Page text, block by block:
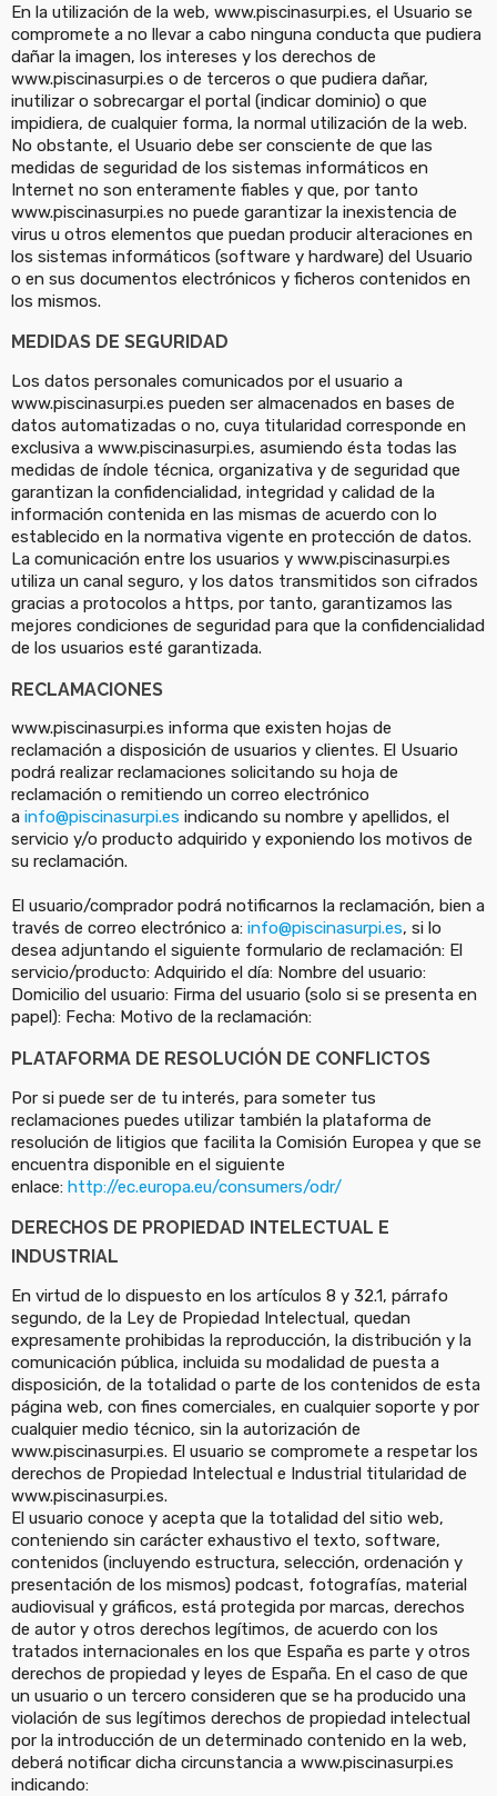
En la utilización de la web, www.piscinasurpi.es, el Usuario se
compromete a no llevar a cabo ninguna conducta que pudiera
dañar la imagen, los intereses y los derechos de
www.piscinasurpi.es o de terceros o que pudiera dañar,
inutilizar o sobrecargar el portal (indicar dominio) o que
impidiera, de cualquier forma, la normal utilización de la web.
No obstante, el Usuario debe ser consciente de que las
medidas de seguridad de los sistemas informáticos en
Internet no son enteramente fiables y que, por tanto
www.piscinasurpi.es no puede garantizar la inexistencia de
virus u otros elementos que puedan producir alteraciones en
los sistemas informáticos (software y hardware) del Usuario
o en sus documentos electrónicos y ficheros contenidos en
los mismos.
MEDIDAS DE SEGURIDAD
Los datos personales comunicados por el usuario a
www.piscinasurpi.es pueden ser almacenados en bases de
datos automatizadas o no, cuya titularidad corresponde en
exclusiva a www.piscinasurpi.es, asumiendo ésta todas las
medidas de índole técnica, organizativa y de seguridad que
garantizan la confidencialidad, integridad y calidad de la
información contenida en las mismas de acuerdo con lo
establecido en la normativa vigente en protección de datos.
La comunicación entre los usuarios y www.piscinasurpi.es
utiliza un canal seguro, y los datos transmitidos son cifrados
gracias a protocolos a https, por tanto, garantizamos las
mejores condiciones de seguridad para que la confidencialidad
de los usuarios esté garantizada.
RECLAMACIONES
www.piscinasurpi.es informa que existen hojas de
reclamación a disposición de usuarios y clientes. El Usuario
podrá realizar reclamaciones solicitando su hoja de
reclamación o remitiendo un correo electrónico
a info@piscinasurpi.es indicando su nombre y apellidos, el
servicio y/o producto adquirido y exponiendo los motivos de
su reclamación.
El usuario/comprador podrá notificarnos la reclamación, bien a
través de correo electrónico a: info@piscinasurpi.es, si lo
desea adjuntando el siguiente formulario de reclamación: El
servicio/producto: Adquirido el día: Nombre del usuario:
Domicilio del usuario: Firma del usuario (solo si se presenta en
papel): Fecha: Motivo de la reclamación:
PLATAFORMA DE RESOLUCIÓN DE CONFLICTOS
Por si puede ser de tu interés, para someter tus
reclamaciones puedes utilizar también la plataforma de
resolución de litigios que facilita la Comisión Europea y que se
encuentra disponible en el siguiente
enlace: http://ec.europa.eu/consumers/odr/
DERECHOS DE PROPIEDAD INTELECTUAL E
INDUSTRIAL
En virtud de lo dispuesto en los artículos 8 y 32.1, párrafo
segundo, de la Ley de Propiedad Intelectual, quedan
expresamente prohibidas la reproducción, la distribución y la
comunicación pública, incluida su modalidad de puesta a
disposición, de la totalidad o parte de los contenidos de esta
página web, con fines comerciales, en cualquier soporte y por
cualquier medio técnico, sin la autorización de
www.piscinasurpi.es. El usuario se compromete a respetar los
derechos de Propiedad Intelectual e Industrial titularidad de
www.piscinasurpi.es.
El usuario conoce y acepta que la totalidad del sitio web,
conteniendo sin carácter exhaustivo el texto, software,
contenidos (incluyendo estructura, selección, ordenación y
presentación de los mismos) podcast, fotografías, material
audiovisual y gráficos, está protegida por marcas, derechos
de autor y otros derechos legítimos, de acuerdo con los
tratados internacionales en los que España es parte y otros
derechos de propiedad y leyes de España. En el caso de que
un usuario o un tercero consideren que se ha producido una
violación de sus legítimos derechos de propiedad intelectual
por la introducción de un determinado contenido en la web,
deberá notificar dicha circunstancia a www.piscinasurpi.es
indicando: